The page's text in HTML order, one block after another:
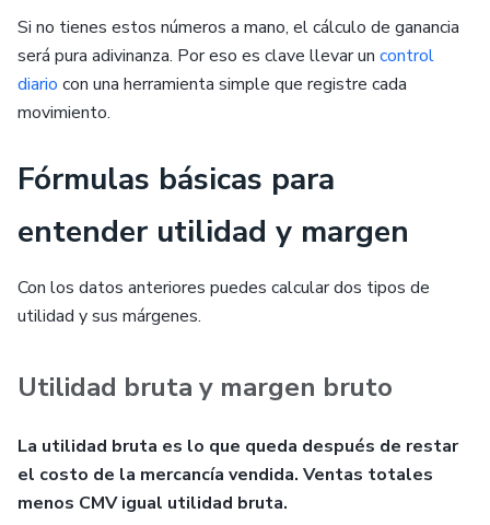
Si no tienes estos números a mano, el cálculo de ganancia
será pura adivinanza. Por eso es clave llevar un control
diario con una herramienta simple que registre cada
movimiento.
Fórmulas básicas para
entender utilidad y margen
Con los datos anteriores puedes calcular dos tipos de
utilidad y sus márgenes.
Utilidad bruta y margen bruto
La utilidad bruta es lo que queda después de restar
el costo de la mercancía vendida. Ventas totales
menos CMV igual utilidad bruta.